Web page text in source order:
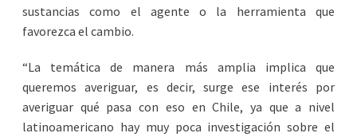
sustancias como el agente o la herramienta que
favorezca el cambio.
“La temática de manera más amplia implica que
queremos averiguar, es decir, surge ese interés por
averiguar qué pasa con eso en Chile, ya que a nivel
latinoamericano hay muy poca investigación sobre el